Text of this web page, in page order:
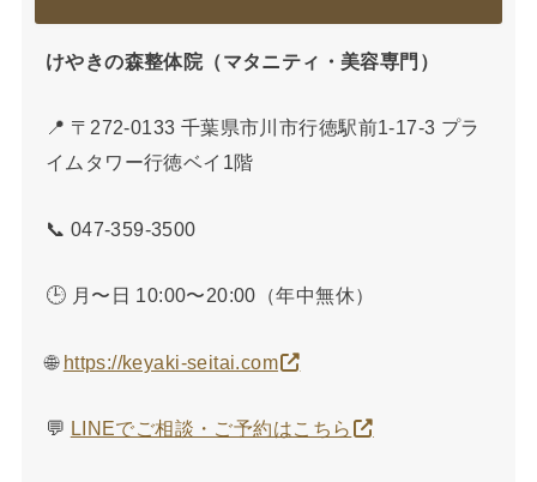
けやきの森整体院（マタニティ・美容専門）
📍 〒272-0133 千葉県市川市行徳駅前1-17-3 プラ
イムタワー行徳ベイ1階
📞 047-359-3500
🕒 月〜日 10:00〜20:00（年中無休）
🌐 https://keyaki-seitai.com
💬 LINEでご相談・ご予約はこちら